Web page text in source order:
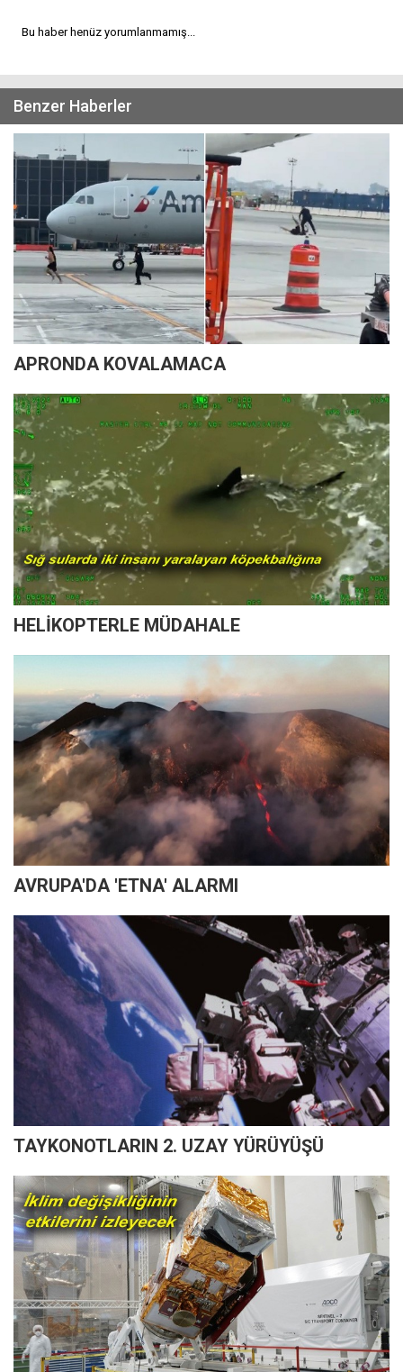
Bu haber henüz yorumlanmamış...
Benzer Haberler
APRONDA KOVALAMACA
HELİKOPTERLE MÜDAHALE
AVRUPA'DA 'ETNA' ALARMI
TAYKONOTLARIN 2. UZAY YÜRÜYÜŞÜ